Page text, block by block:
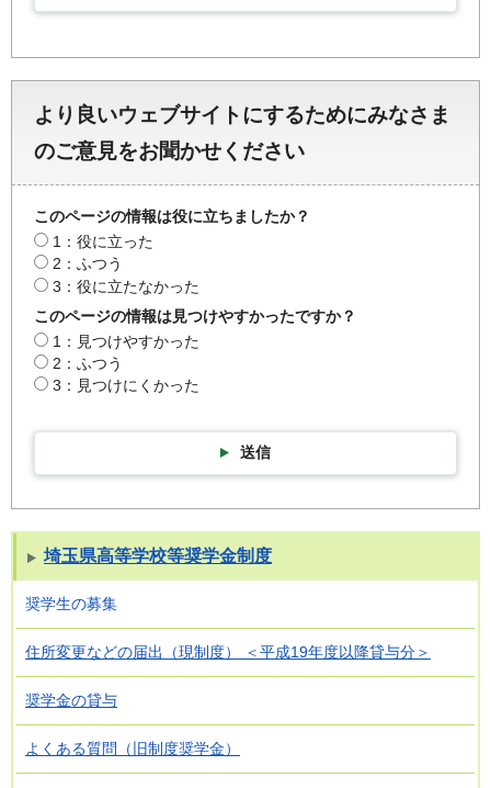
より良いウェブサイトにするためにみなさま
のご意見をお聞かせください
このページの情報は役に立ちましたか？
1：役に立った
2：ふつう
3：役に立たなかった
このページの情報は見つけやすかったですか？
1：見つけやすかった
2：ふつう
3：見つけにくかった
送信
埼玉県高等学校等奨学金制度
奨学生の募集
住所変更などの届出（現制度） ＜平成19年度以降貸与分＞
奨学金の貸与
よくある質問（旧制度奨学金）